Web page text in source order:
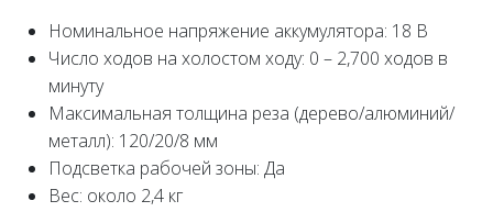
Номинальное напряжение аккумулятора: 18 В
Число ходов на холостом ходу: 0 – 2,700 ходов в
минуту
Максимальная толщина реза (дерево/алюминий/
металл): 120/20/8 мм
Подсветка рабочей зоны: Да
Вес: около 2,4 кг